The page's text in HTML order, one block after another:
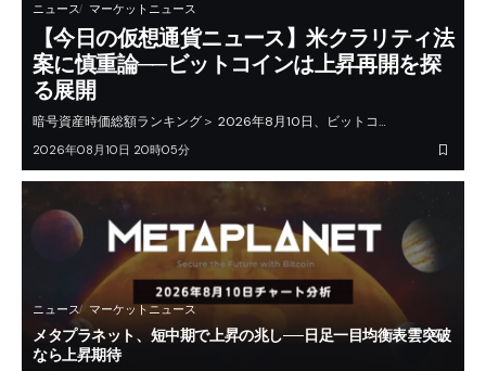
ニュース マーケットニュース
【今日の仮想通貨ニュース】米クラリティ法
案に慎重論──ビットコインは上昇再開を探
る展開
暗号資産時価総額ランキング＞ 2026年8月10日、ビットコ…
2026年08月10日 20時05分
ニュース マーケットニュース
メタプラネット、短中期で上昇の兆し──日足一目均衡表雲突破
なら上昇期待